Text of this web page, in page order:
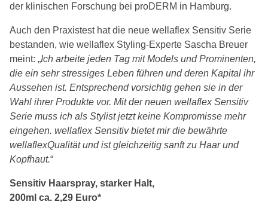
der klinischen Forschung bei proDERM in Hamburg.
Auch den Praxistest hat die neue wellaflex Sensitiv Serie
bestanden, wie wellaflex Styling-Experte Sascha Breuer
meint: „Ich arbeite jeden Tag mit Models und Prominenten,
die ein sehr stressiges Leben führen und deren Kapital ihr
Aussehen ist. Entsprechend vorsichtig gehen sie in der
Wahl ihrer Produkte vor. Mit der neuen wellaflex Sensitiv
Serie muss ich als Stylist jetzt keine Kompromisse mehr
eingehen. wellaflex Sensitiv bietet mir die bewährte
wellaflexQualität und ist gleichzeitig sanft zu Haar und
Kopfhaut.“
Sensitiv Haarspray, starker Halt,
200ml ca. 2,29 Euro*